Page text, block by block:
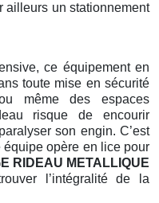
ailleurs un stationnement
ce équipement en
toute mise en sécurité
même des espaces
risque de encourir
son engin. C’est
opère en lice pour
RIDEAU METALLIQUE
l’intégralité de la